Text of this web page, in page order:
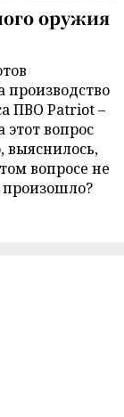
оружия
производство
ПВО Patriot –
вопрос
выяснилось,
вопросе не